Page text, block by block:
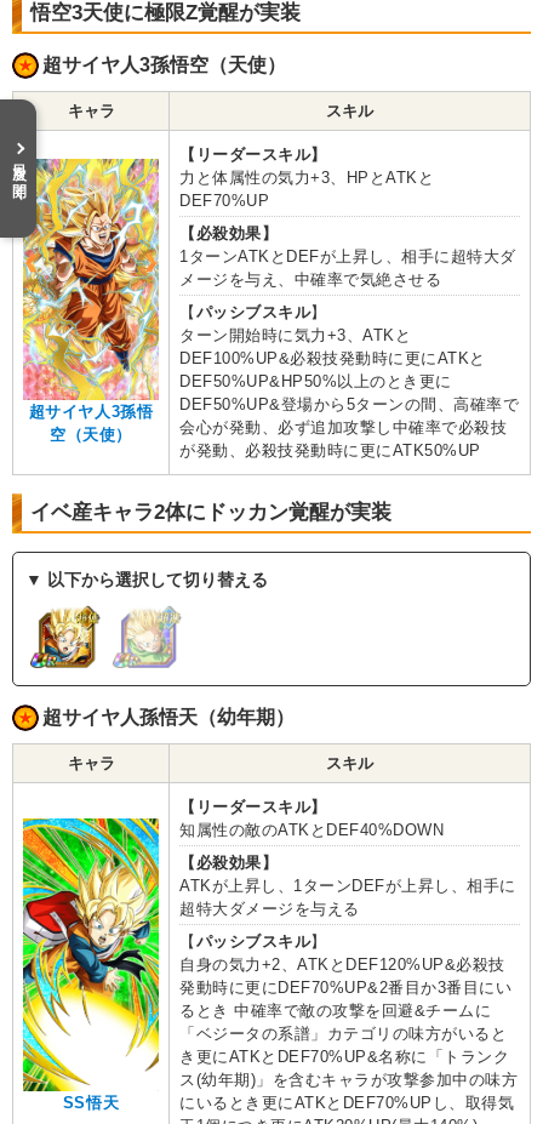
悟空3天使に極限Z覚醒が実装
超サイヤ人3孫悟空（天使）
キャラ スキル
超サイヤ人3孫悟
空（天使）
【リーダースキル】
力と体属性の気力+3、HPとATKと
DEF70%UP
【必殺効果】
1ターンATKとDEFが上昇し、相手に超特大ダ
メージを与え、中確率で気絶させる
【 パッシブスキル】
ターン開始時に気力+3、ATKと
DEF100%UP&必殺技発動時に更にATKと
DEF50%UP&HP50%以上のとき更に
DEF50%UP&登場から5ターンの間、高確率で
会心が発動、必ず追加攻撃し中確率で必殺技
が発動、必殺技発動時に更にATK50%UP
イベ産キャラ2体にドッカン覚醒が実装
▼ 以下から選択して切り替える
超サイヤ人孫悟天（幼年期）
キャラ スキル
SS悟天
【リーダースキル】
知属性の敵のATKとDEF40%DOWN
【必殺効果】
ATKが上昇し、1ターンDEFが上昇し、相手に
超特大ダメージを与える
【 パッシブスキル】
自身の気力+2、ATKとDEF120%UP&必殺技
発動時に更にDEF70%UP&2番目か3番目にい
るとき 中確率で敵の攻撃を回避&チームに
「ベジータの系譜」カテゴリの味方がいると
き更にATKとDEF70%UP&名称に「トランク
ス(幼年期)」を含むキャラが攻撃参加中の味方
にいるとき更にATKとDEF70%UPし、取得気
目次を開く